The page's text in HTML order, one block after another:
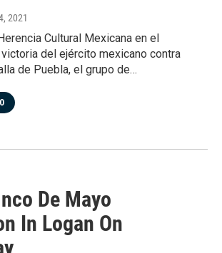
2021
Cultural Mexicana en el
del ejército mexicano contra
de Puebla, el grupo de…
De Mayo
In Logan On